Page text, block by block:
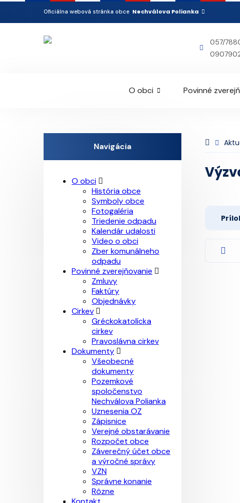
Oficiálna webová stránka obce Nechválova Polianka
057/
O obci Povinné
Navigácia
O obci
História obce
Symboly obce
Fotogaléria
Triedenie odpadu
Kalendár udalosti
Video o obci
Zber komunálneho
odpadu
Povinné zverejňovanie
Zmluvy
Faktúry
Objednávky
Cirkev
Gréckokatolícka
cirkev
Pravoslávna cirkev
Dokumenty
Všeobecné
dokumenty
Pozemkové
spoločenstvo
Nechválova Polianka
Uznesenia OZ
Zápisnice
Verejné obstarávanie
Rozpočet obce
Záverečný účet obce
a výročné správy
VZN
Správne konanie
Rôzne